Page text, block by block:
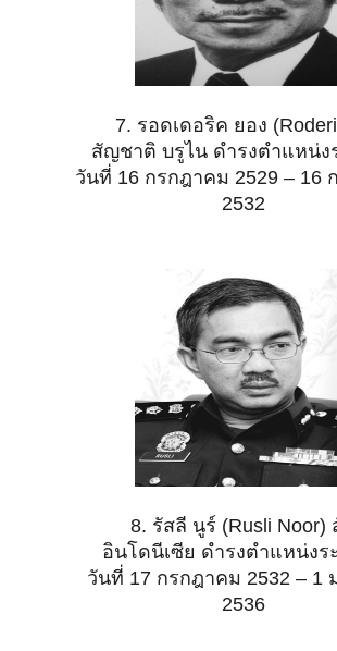
7. รอดเดอริค ยอง
สัญชาติ บรูไน ดำรงตำแหน่ง
วันที่ 16 กรกฎาคม 2529 – 16
2532
8. รัสลี นูร์ (Rusli
อินโดนีเซีย ดำรงตำแหน่งร
วันที่ 17 กรกฎาคม 2532 – 1
2536